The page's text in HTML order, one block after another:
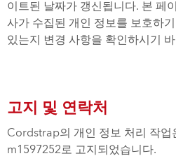
이트된 날짜가 갱신됩니다. 본 페
사가 수집된 개인 정보를 보호하
있는지 변경 사항을 확인하시기
고지 및 연락처
Cordstrap의 개인 정보 처리 작업
m1597252로 고지되었습니다.